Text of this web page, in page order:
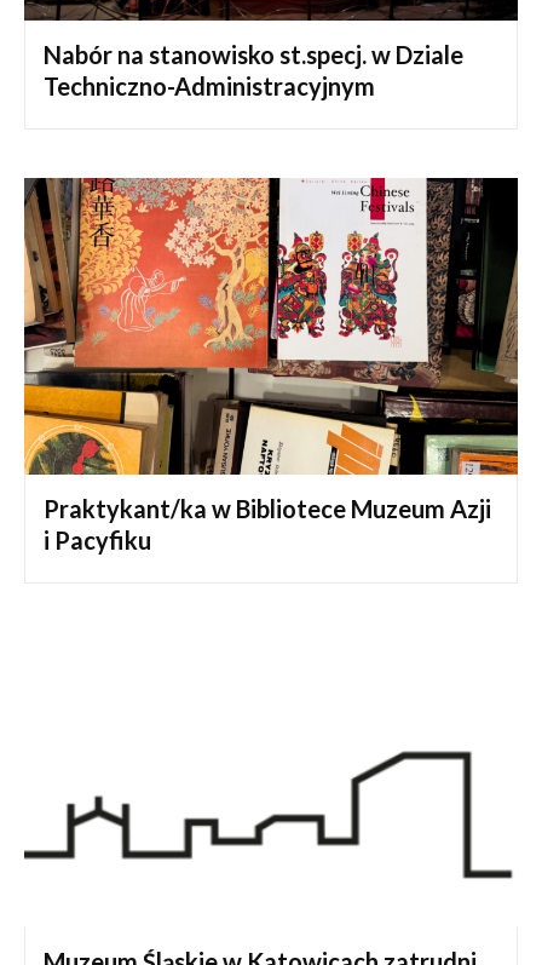
Nabór na stanowisko st.specj. w Dziale
Techniczno-Administracyjnym
Praktykant/ka w Bibliotece Muzeum Azji
i Pacyfiku